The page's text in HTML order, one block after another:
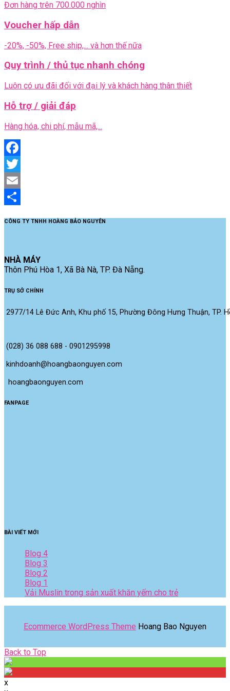
Đơn hàng trên 700.000 nghìn
Voucher hấp dẫn
-20%, -50%, Free ship,... và hơn thế nữa
Quy trình / thủ tục nhanh chóng
Luôn có ưu đãi đối với đại lý và khách hàng thân thiết
Hỗ trợ / giải đáp
Hàng hóa, chi phí, mẫu mã,...
Facebook
Twitter
Email
CÔNG TY TNHH HOÀNG BẢO NGUYÊN
NHÀ MÁY
Thôn Phú Hòa 1, Xã Bà Nà, TP. Đà Nẵng.
TRỤ SỞ CHÍNH
2977/14 Lê Đức Anh, Khu phố 15, Phường Đông Hưng Thuận, TP.
(028) 36 088 688 - 0901295998
kinhdoanh@hoangbaonguyen.com
hoangbaonguyen.com
FANPAGE
BÀI VIẾT MỚI
Blog 4
Blog 3
Blog 2
Blog 1
Vải Muslin trong sản xuất khăn yếm cho trẻ
Ecommerce WordPress Theme Hoang Bao Nguyen
Back to Top
x